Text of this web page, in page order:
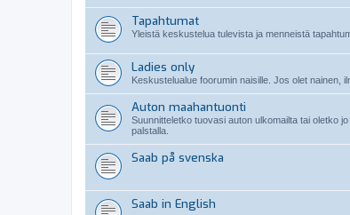
Tapahtumat
Yleistä keskustelua tulevista ja menneistä
Ladies only
Keskustelualue foorumin naisille. Jos olet nainen,
Auton maahantuonti
Suunnitteletko tuovasi auton ulkomailta tai oletko
palstalla.
Saab på svenska
Saab in English